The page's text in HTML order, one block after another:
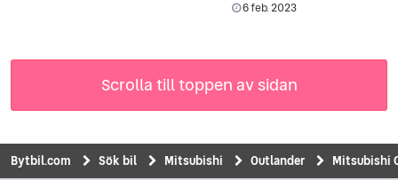
6 feb. 2023
Scrolla till toppen av sidan
Bytbil.com Sök bil Mitsubishi Outlander Mitsubishi